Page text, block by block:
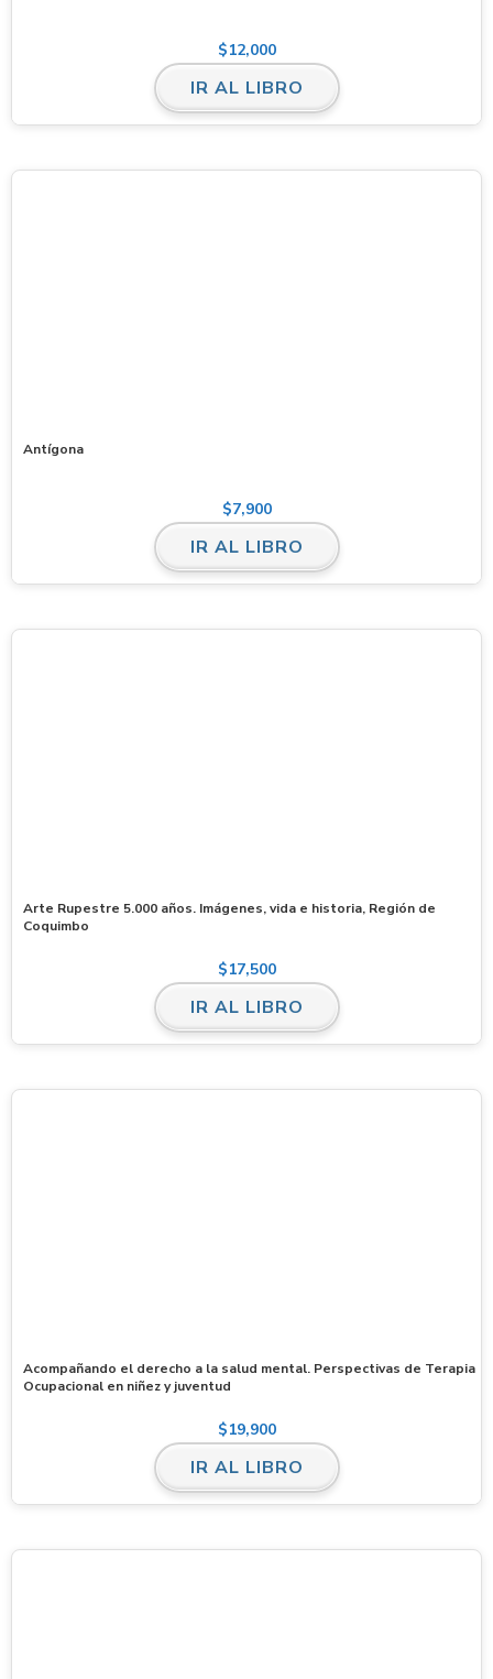
$12,000
IR AL LIBRO
Antígona
$7,900
IR AL LIBRO
Arte Rupestre 5.000 años. Imágenes, vida e historia, Región de
Coquimbo
$17,500
IR AL LIBRO
Acompañando el derecho a la salud mental. Perspectivas de Terapia
Ocupacional en niñez y juventud
$19,900
IR AL LIBRO